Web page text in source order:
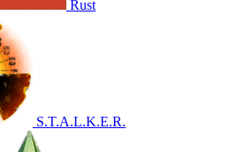
Rust
S.T.A.L.K.E.R.